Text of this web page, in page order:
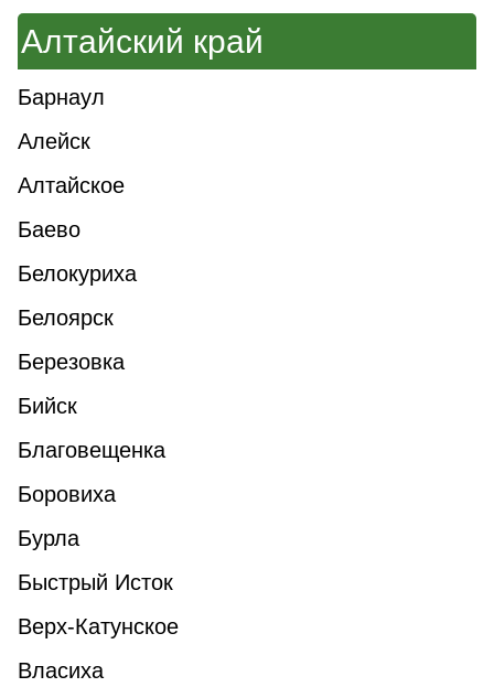
Алтайский край
Барнаул
Алейск
Алтайское
Баево
Белокуриха
Белоярск
Березовка
Бийск
Благовещенка
Боровиха
Бурла
Быстрый Исток
Верх-Катунское
Власиха